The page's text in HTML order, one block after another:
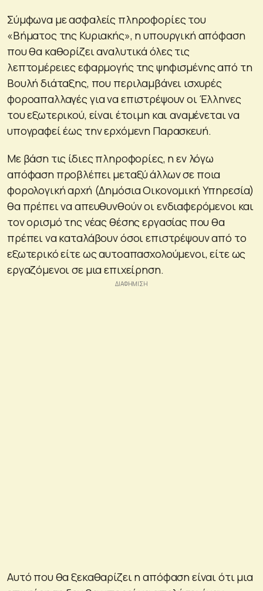
Σύμφωνα με ασφαλείς πληροφορίες του
«Βήματος της Κυριακής», η υπουργική απόφαση
που θα καθορίζει αναλυτικά όλες τις
λεπτομέρειες εφαρμογής της ψηφισμένης από τη
Βουλή διάταξης, που περιλαμβάνει ισχυρές
φοροαπαλλαγές για να επιστρέψουν οι Έλληνες
του εξωτερικού, είναι έτοιμη και αναμένεται να
υπογραφεί έως την ερχόμενη Παρασκευή.
Με βάση τις ίδιες πληροφορίες, η εν λόγω
απόφαση προβλέπει μεταξύ άλλων σε ποια
φορολογική αρχή (Δημόσια Οικονομική Υπηρεσία)
θα πρέπει να απευθυνθούν οι ενδιαφερόμενοι και
τον ορισμό της νέας θέσης εργασίας που θα
πρέπει να καταλάβουν όσοι επιστρέψουν από το
εξωτερικό είτε ως αυτοαπασχολούμενοι, είτε ως
εργαζόμενοι σε μια επιχείρηση.
Αυτό που θα ξεκαθαρίζει η απόφαση είναι ότι μια